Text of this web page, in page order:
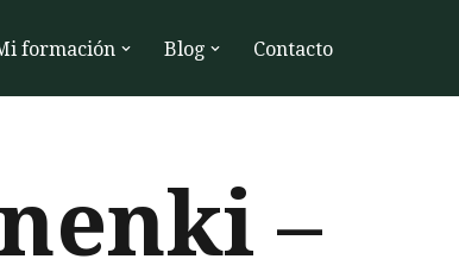
formación Blog Contacto
–